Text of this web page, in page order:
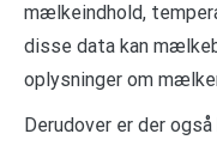
mælkeindhold,
disse data kan
oplysninger om
Derudover er der